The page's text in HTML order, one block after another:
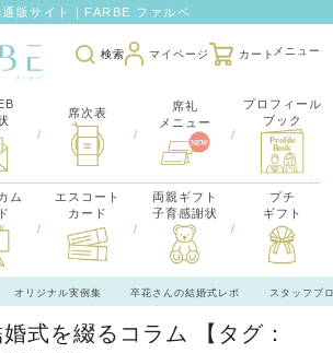
販サイト｜FARBE ファルベ
検索 マイページ カート
/
席次表
/
席礼
メニュー
/
プロフィール
ブック
ム
/
エスコート
カード
/
両親ギフト
子育感謝状
/
プチ
ギフト
オリジナル実例集 卒花さんの結婚式レポ スタッフブ
式を綴るコラム
【タグ：